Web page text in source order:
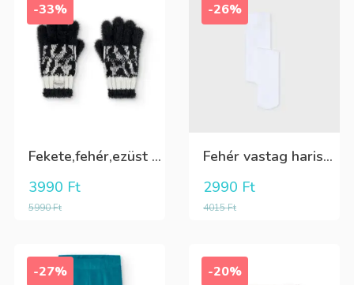
-33%
Fekete,fehér,ezüst kötött kesztyű
5990Ft
3990 Ft
-26%
Fehér vastag harisnya, puha meleg
4015Ft
2990 Ft
-27% -20%